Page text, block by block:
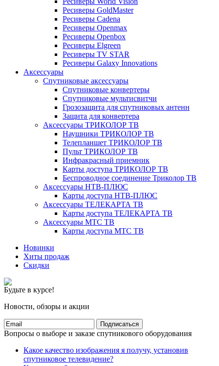
Ресиверы GoldMaster
Ресиверы Cadena
Ресиверы Openmax
Ресиверы Openbox
Ресиверы Elgreen
Ресиверы TV STAR
Ресиверы Galaxy Innovations
Аксессуары
Спутниковые аксессуары
Спутниковые конвертеры
Спутниковые мультисвитчи
Грозозащита для спутниковых антенн
Защита для конвертера
Аксессуары ТРИКОЛОР ТВ
Наушники ТРИКОЛОР ТВ
Телепланшет ТРИКОЛОР ТВ
Пульт ТРИКОЛОР ТВ
Инфракрасный приемник
Карты доступа ТРИКОЛОР ТВ
Беспроводное соединение Триколор ТВ
Аксессуары НТВ-ПЛЮС
Карты доступа НТВ-ПЛЮС
Аксессуары ТЕЛЕКАРТА ТВ
Карты доступа ТЕЛЕКАРТА ТВ
Аксессуары МТС ТВ
Карты доступа МТС ТВ
Новинки
Хиты продаж
Скидки
Будьте в курсе!
Новости, обзоры и акции
Подписаться
Вопросы о выборе и заказе спутникового оборудования
Какое качество изображения я получу, установив
спутниковое телевидение?